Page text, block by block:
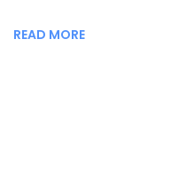
READ MORE